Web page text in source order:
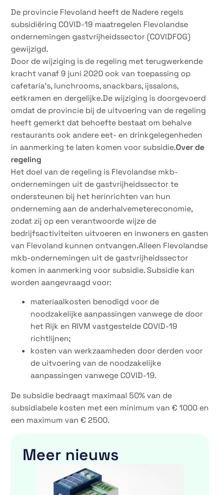
De provincie Flevoland heeft de Nadere regels
subsidiëring COVID-19 maatregelen Flevolandse
ondernemingen gastvrijheidssector (COVIDFOG)
gewijzigd.
Door de wijziging is de regeling met terugwerkende
kracht vanaf 9 juni 2020 ook van toepassing op
cafetaria’s, lunchrooms, snackbars, ijssalons,
eetkramen en dergelijke.De wijziging is doorgevoerd
omdat de provincie bij de uitvoering van de regeling
heeft gemerkt dat behoefte bestaat om behalve
restaurants ook andere eet- en drinkgelegenheden
in aanmerking te laten komen voor subsidie.Over de
regeling
Het doel van de regeling is Flevolandse mkb-
ondernemingen uit de gastvrijheidssector te
ondersteunen bij het herinrichten van hun
onderneming aan de anderhalvemetereconomie,
zodat zij op een verantwoorde wijze de
bedrijfsactiviteiten uitvoeren en inwoners en gasten
van Flevoland kunnen ontvangen.Alleen Flevolandse
mkb-ondernemingen uit de gastvrijheidssector
komen in aanmerking voor subsidie. Subsidie kan
worden aangevraagd voor:
materiaalkosten benodigd voor de
noodzakelijke aanpassingen vanwege de door
het Rijk en RIVM vastgestelde COVID-19
richtlijnen;
kosten van werkzaamheden door derden voor
de uitvoering van de noodzakelijke
aanpassingen vanwege COVID-19.
De subsidie bedraagt maximaal 50% van de
subsidiabele kosten met een minimum van € 1000 en
een maximum van € 2500.
Meer nieuws